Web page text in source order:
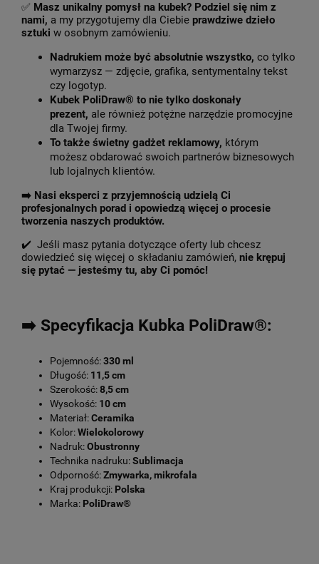
✅ Masz unikalny pomysł na kubek? Podziel się nim z
nami, a my przygotujemy dla Ciebie prawdziwe dzieło
sztuki w osobnym zamówieniu.
Nadrukiem może być absolutnie wszystko, co tylko
wymarzysz — zdjęcie, grafika, sentymentalny tekst
czy logotyp.
Kubek PoliDraw® to nie tylko doskonały
prezent, ale również potężne narzędzie promocyjne
dla Twojej firmy.
To także świetny gadżet reklamowy, którym
możesz obdarować swoich partnerów biznesowych
lub lojalnych klientów.
➡️ Nasi eksperci z przyjemnością udzielą Ci
profesjonalnych porad i opowiedzą więcej o procesie
tworzenia naszych produktów.
✔️ Jeśli masz pytania dotyczące oferty lub chcesz
dowiedzieć się więcej o składaniu zamówień, nie krępuj
się pytać — jesteśmy tu, aby Ci pomóc!
➡️ Specyfikacja Kubka PoliDraw®:
Pojemność:330 ml
Długość: 11,5 cm
Szerokość:8,5 cm
Wysokość: 10 cm
Materiał:Ceramika
Kolor:Wielokolorowy
Nadruk:Obustronny
Technika nadruku:Sublimacja
Odporność:Zmywarka, mikrofala
Kraj produkcji: Polska
Marka: PoliDraw®